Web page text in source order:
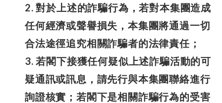
2. 對於上述的詐騙行為，若對本集團造成
任何經濟或聲譽損失，本集團將通過一切
合法途徑追究相關詐騙者的法律責任；
3. 若閣下接獲任何疑似上述詐騙活動的可
疑通訊或訊息，請先行與本集團聯絡進行
詢證核實；若閣下是相關詐騙行為的受害